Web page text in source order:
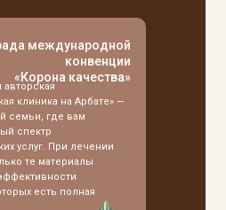
клиника на Арбате» —
семьи, где вам
спектр
услуг. При лечении
те материалы
есть полная
международной
конвенции
«Корона качества»